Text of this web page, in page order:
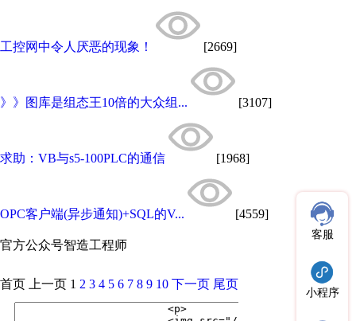
工控网中令人厌恶的现象！ [2669]
》》图库是组态王10倍的大众组... [3107]
求助：VB与s5-100PLC的通信 [1968]
OPC客户端(异步通知)+SQL的V... [4559]
官方公众号智造工程师
客服
小程序
首页 上一页 1 2 3 4 5 6 7 8 9 10 下一页 尾页